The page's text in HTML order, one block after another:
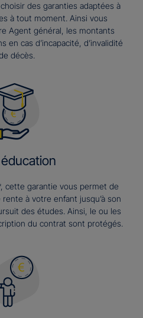
des garanties adaptées à
à tout moment. Ainsi vous
Agent général, les montants
en cas d’incapacité, d’invalidité
décès.
cette garantie vous permet de
à votre enfant jusqu’à son
des études. Ainsi, le ou les
du contrat sont protégés.